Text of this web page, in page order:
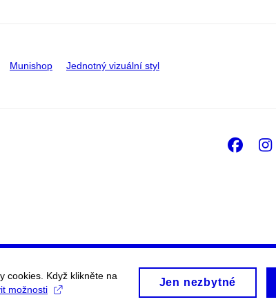
Munishop Jednotný vizuální styl
cookies. Když klikněte na
možnosti
Jen nezbytné